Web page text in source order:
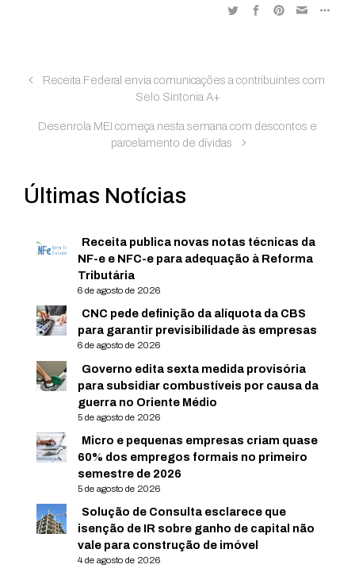
Receita Federal envia comunicações a contribuintes com
Selo Sintonia A+
Desenrola MEI começa nesta semana com descontos e
parcelamento de dívidas
Últimas Notícias
Receita publica novas notas técnicas da
NF-e e NFC-e para adequação à Reforma
Tributária
6 de agosto de 2026
CNC pede definição da alíquota da CBS
para garantir previsibilidade às empresas
6 de agosto de 2026
Governo edita sexta medida provisória
para subsidiar combustíveis por causa da
guerra no Oriente Médio
5 de agosto de 2026
Micro e pequenas empresas criam quase
60% dos empregos formais no primeiro
semestre de 2026
5 de agosto de 2026
Solução de Consulta esclarece que
isenção de IR sobre ganho de capital não
vale para construção de imóvel
4 de agosto de 2026